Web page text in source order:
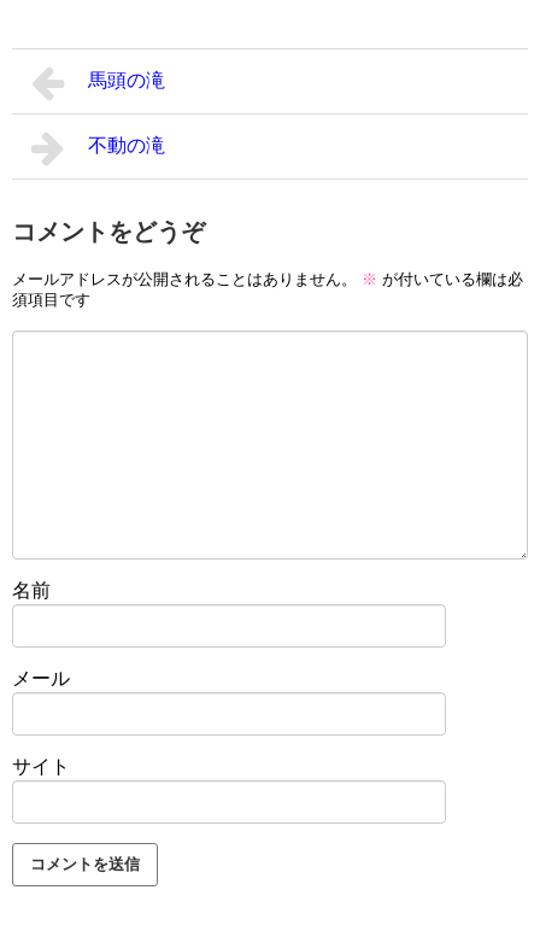
馬頭の滝
不動の滝
コメントをどうぞ
メールアドレスが公開されることはありません。 ※ が付いている欄は必
須項目です
名前
メール
サイト